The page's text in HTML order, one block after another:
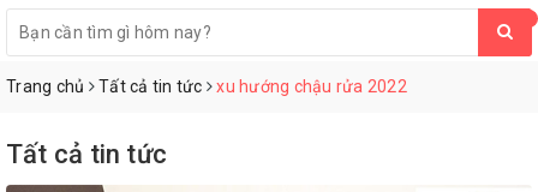
Trang chủ Tất cả tin tức xu hướng chậu rửa 2022
Tất cả tin tức